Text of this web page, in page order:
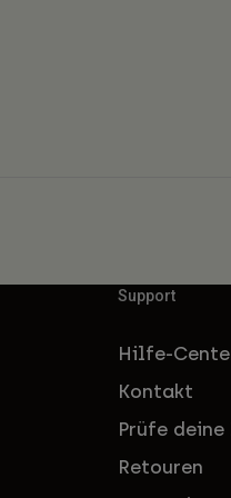
Support
Hilfe-
Kontakt
Prüfe
Retouren